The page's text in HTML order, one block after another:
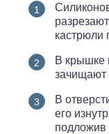
кастрюли
В крышке
зачищают
В
его
подложив